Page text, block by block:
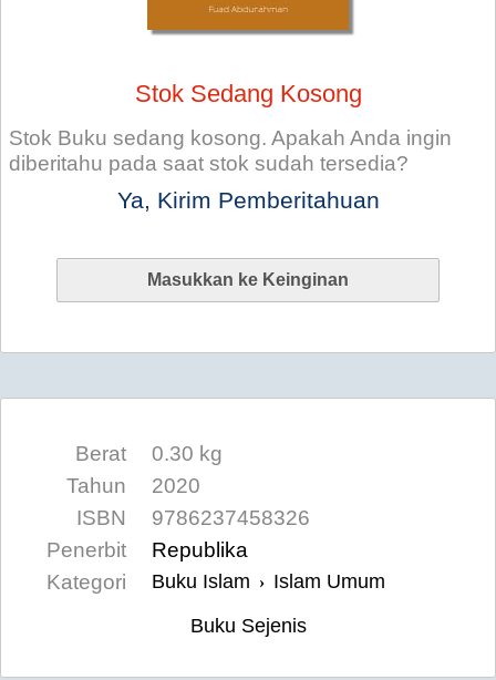
Stok Sedang Kosong
Stok Buku sedang kosong. Apakah Anda ingin
diberitahu pada saat stok sudah tersedia?
Ya, Kirim Pemberitahuan
Berat
0.30 kg
Tahun
2020
ISBN
9786237458326
Penerbit
Republika
Kategori
Buku Islam › Islam Umum
Buku Sejenis